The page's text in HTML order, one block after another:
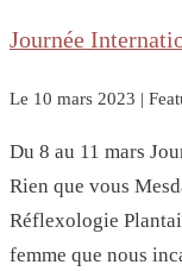
Journée
Le 10 mars 2023 |
Du 8 au 11 mars
Rien que vous
Réflexologie
femme que nous